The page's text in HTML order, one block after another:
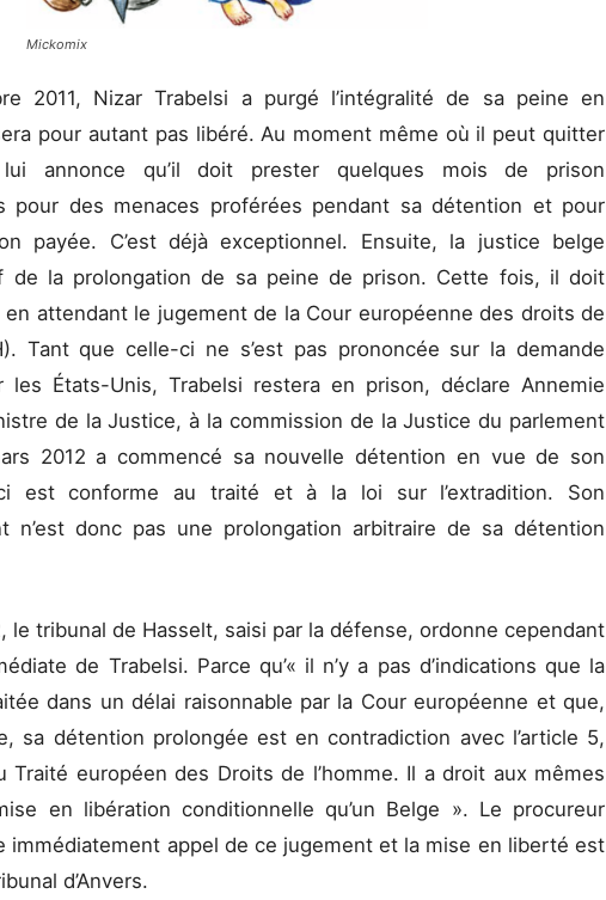
Mickomix
2011, Nizar Trabelsi a purgé l’intégralité de sa peine en
pour autant pas libéré. Au moment même où il peut quitter
annonce qu’il doit prester quelques mois de prison
pour des menaces proférées pendant sa détention et pour
payée. C’est déjà exceptionnel. Ensuite, la justice belge
de la prolongation de sa peine de prison. Cette fois, il doit
attendant le jugement de la Cour européenne des droits de
Tant que celle-ci ne s’est pas prononcée sur la demande
les États-Unis, Trabelsi restera en prison, déclare Annemie
de la Justice, à la commission de la Justice du parlement
2012 a commencé sa nouvelle détention en vue de son
est conforme au traité et à la loi sur l’extradition. Son
n’est donc pas une prolongation arbitraire de sa détention
le tribunal de Hasselt, saisi par la défense, ordonne cependant
de Trabelsi. Parce qu’« il n’y a pas d’indications que la
dans un délai raisonnable par la Cour européenne et que,
sa détention prolongée est en contradiction avec l’article 5,
Traité européen des Droits de l’homme. Il a droit aux mêmes
en libération conditionnelle qu’un Belge ». Le procureur
immédiatement appel de ce jugement et la mise en liberté est
d’Anvers.